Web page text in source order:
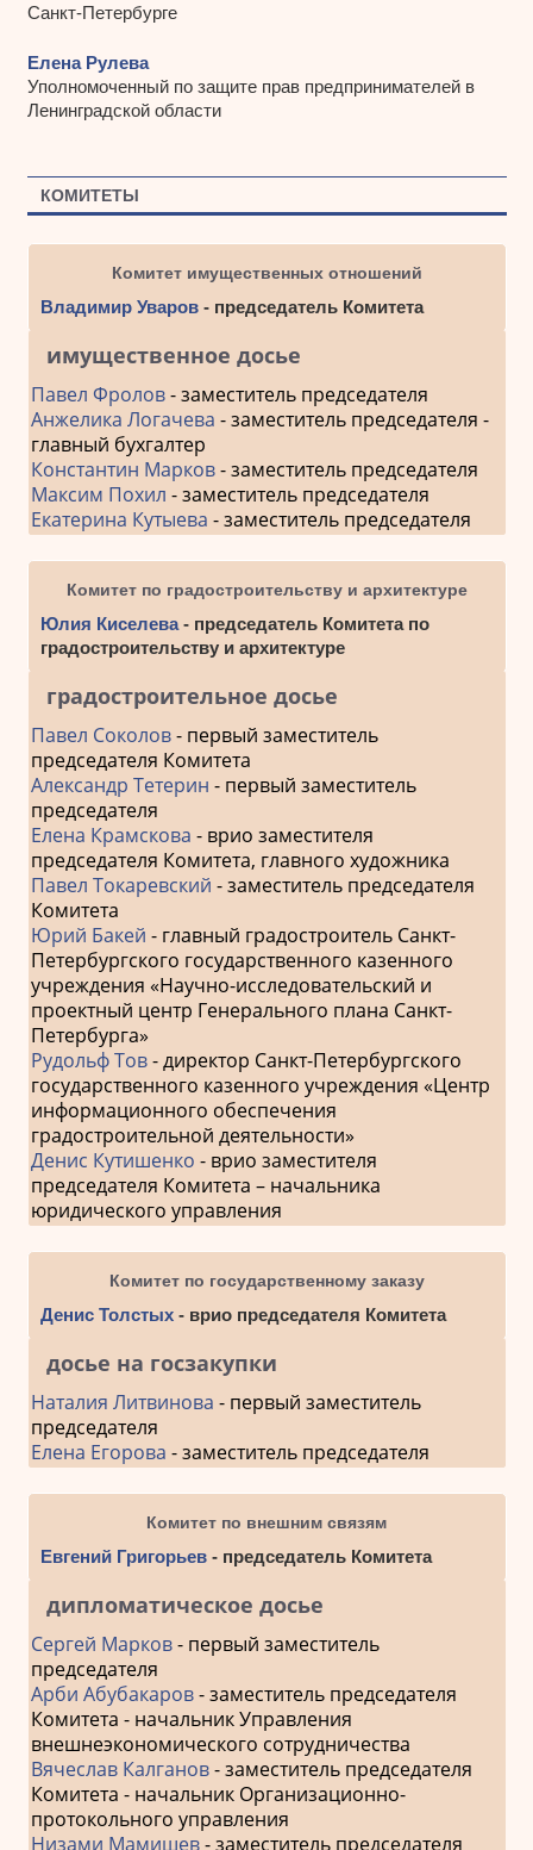
Санкт-Петербурге
Елена Рулева
Уполномоченный по защите прав предпринимателей в
Ленинградской области
КОМИТЕТЫ
Комитет имущественных отношений
Владимир Уваров- председатель Комитета
имущественное досье
Павел Фролов- заместитель председателя
Анжелика Логачева - заместитель председателя -
главный бухгалтер
Константин Марков- заместитель председателя
Максим Похил - заместитель председателя
Екатерина Кутыева - заместитель председателя
Комитет по градостроительству и архитектуре
Юлия Киселева- председатель Комитета по
градостроительству и архитектуре
градостроительное досье
Павел Соколов- первый заместитель
председателя Комитета
Александр Тетерин - первый заместитель
председателя
Елена Крамскова - врио заместителя
председателя Комитета, главного художника
Павел Токаревский - заместитель председателя
Комитета
Юрий Бакей - главный градостроитель Санкт-
Петербургского государственного казенного
учреждения «Научно-исследовательский и
проектный центр Генерального плана Санкт-
Петербурга»
Рудольф Тов- директор Санкт-Петербургского
государственного казенного учреждения «Центр
информационного обеспечения
градостроительной деятельности»
Денис Кутишенко - врио заместителя
председателя Комитета – начальника
юридического управления
Комитет по государственному заказу
Денис Толстых- врио председателя Комитета
досье на госзакупки
Наталия Литвинова - первый заместитель
председателя
Елена Егорова - заместитель председателя
Комитет по внешним связям
Евгений Григорьев- председатель Комитета
дипломатическое досье
Сергей Марков- первый заместитель
председателя
Арби Абубакаров- заместитель председателя
Комитета - начальник Управления
внешнеэкономического сотрудничества
Вячеслав Калганов- заместитель председателя
Комитета - начальник Организационно-
протокольного управления
Низами Мамишев- заместитель председателя